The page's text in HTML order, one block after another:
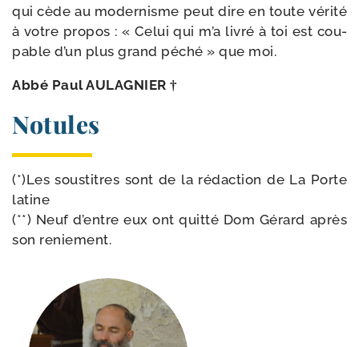
qui cède au moder­nisme peut dire en toute véri­té
à votre pro­pos : « Celui qui m’a livré à toi est cou­
pable d’un plus grand péché » que moi.
Abbé Paul AULAGNIER †
Notules
(*)Les sous­titres sont de la rédac­tion de La Porte
latine
(**) Neuf d’entre eux ont quit­té Dom Gérard après
son reniement.